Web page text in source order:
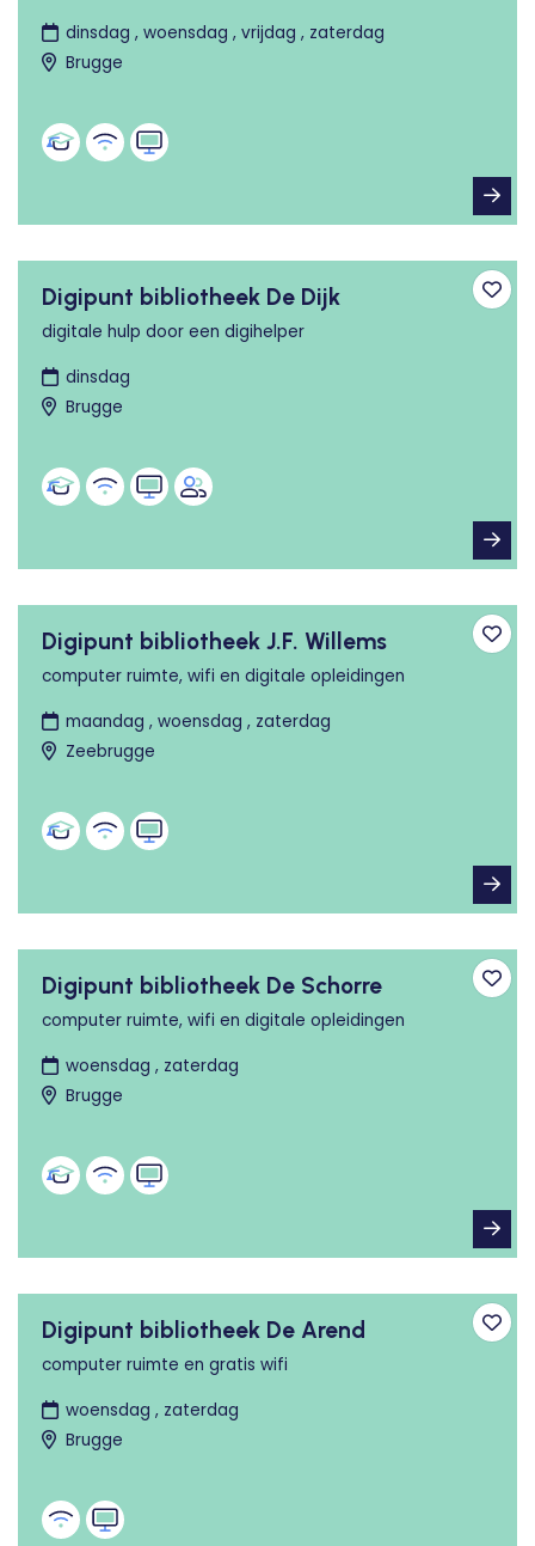
dinsdag , woensdag , vrijdag , zaterdag
Brugge
Digipunt bibliotheek De Dijk
digitale hulp door een digihelper
dinsdag
Brugge
Digipunt bibliotheek J.F. Willems
computer ruimte, wifi en digitale opleidingen
maandag , woensdag , zaterdag
Zeebrugge
Digipunt bibliotheek De Schorre
computer ruimte, wifi en digitale opleidingen
woensdag , zaterdag
Brugge
Digipunt bibliotheek De Arend
computer ruimte en gratis wifi
woensdag , zaterdag
Brugge